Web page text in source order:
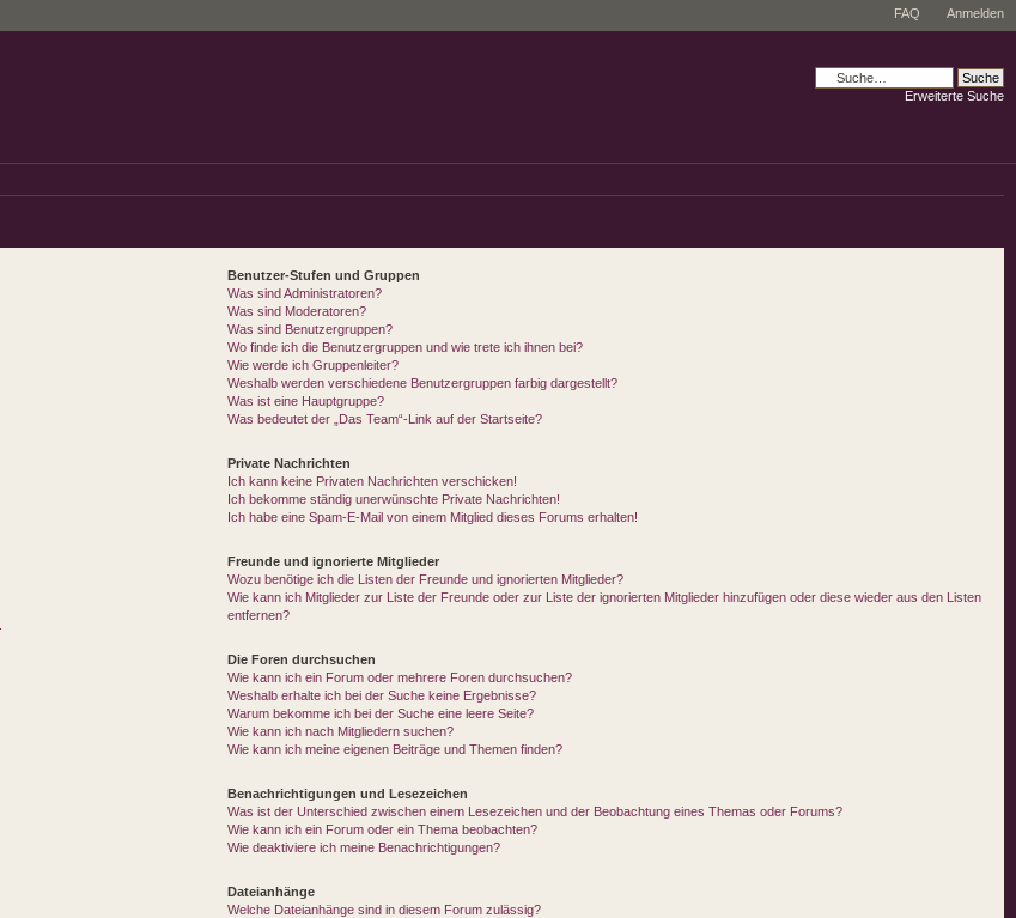
FAQ Anmelden
Erweiterte Suche
Benutzer-Stufen und Gruppen
Was sind Administratoren?
Was sind Moderatoren?
Was sind Benutzergruppen?
Wo finde ich die Benutzergruppen und wie trete ich ihnen bei?
Wie werde ich Gruppenleiter?
Weshalb werden verschiedene Benutzergruppen farbig dargestellt?
Was ist eine Hauptgruppe?
Was bedeutet der „Das Team“-Link auf der Startseite?
Private Nachrichten
Ich kann keine Privaten Nachrichten verschicken!
Ich bekomme ständig unerwünschte Private Nachrichten!
Ich habe eine Spam-E-Mail von einem Mitglied dieses Forums erhalten!
Freunde und ignorierte Mitglieder
Wozu benötige ich die Listen der Freunde und ignorierten Mitglieder?
Wie kann ich Mitglieder zur Liste der Freunde oder zur Liste der ignorierten Mitglieder hinzufügen oder diese wieder aus den Listen
entfernen?
Die Foren durchsuchen
Wie kann ich ein Forum oder mehrere Foren durchsuchen?
Weshalb erhalte ich bei der Suche keine Ergebnisse?
Warum bekomme ich bei der Suche eine leere Seite?
Wie kann ich nach Mitgliedern suchen?
Wie kann ich meine eigenen Beiträge und Themen finden?
Benachrichtigungen und Lesezeichen
Was ist der Unterschied zwischen einem Lesezeichen und der Beobachtung eines Themas oder Forums?
Wie kann ich ein Forum oder ein Thema beobachten?
Wie deaktiviere ich meine Benachrichtigungen?
Dateianhänge
Welche Dateianhänge sind in diesem Forum zulässig?